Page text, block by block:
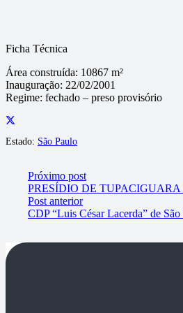
Ficha Técnica
Área construída: 10867 m²
Inauguração: 22/02/2001
Regime: fechado – preso provisório
Estado: São Paulo
Próximo post
PRESÍDIO DE TUPACIGUARA
Post anterior
CDP “Luis César Lacerda” de